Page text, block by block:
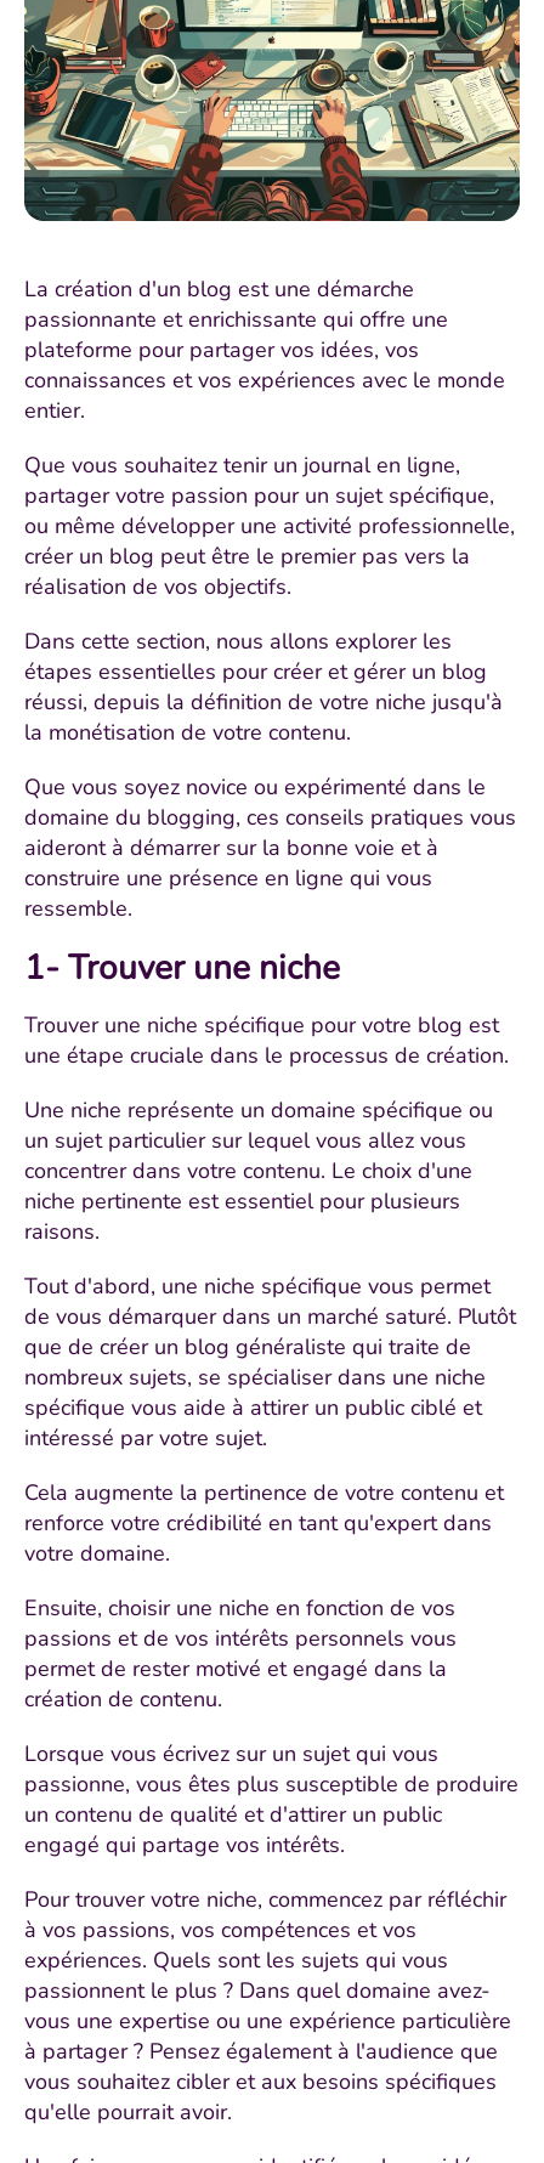
La création d'un blog est une démarche
passionnante et enrichissante qui offre une
plateforme pour partager vos idées, vos
connaissances et vos expériences avec le monde
entier.
Que vous souhaitez tenir un journal en ligne,
partager votre passion pour un sujet spécifique,
ou même développer une activité professionnelle,
créer un blog peut être le premier pas vers la
réalisation de vos objectifs.
Dans cette section, nous allons explorer les
étapes essentielles pour créer et gérer un blog
réussi, depuis la définition de votre niche jusqu'à
la monétisation de votre contenu.
Que vous soyez novice ou expérimenté dans le
domaine du blogging, ces conseils pratiques vous
aideront à démarrer sur la bonne voie et à
construire une présence en ligne qui vous
ressemble.
1- Trouver une niche
Trouver une niche spécifique pour votre blog est
une étape cruciale dans le processus de création.
Une niche représente un domaine spécifique ou
un sujet particulier sur lequel vous allez vous
concentrer dans votre contenu. Le choix d'une
niche pertinente est essentiel pour plusieurs
raisons.
Tout d'abord, une niche spécifique vous permet
de vous démarquer dans un marché saturé. Plutôt
que de créer un blog généraliste qui traite de
nombreux sujets, se spécialiser dans une niche
spécifique vous aide à attirer un public ciblé et
intéressé par votre sujet.
Cela augmente la pertinence de votre contenu et
renforce votre crédibilité en tant qu'expert dans
votre domaine.
Ensuite, choisir une niche en fonction de vos
passions et de vos intérêts personnels vous
permet de rester motivé et engagé dans la
création de contenu.
Lorsque vous écrivez sur un sujet qui vous
passionne, vous êtes plus susceptible de produire
un contenu de qualité et d'attirer un public
engagé qui partage vos intérêts.
Pour trouver votre niche, commencez par réfléchir
à vos passions, vos compétences et vos
expériences. Quels sont les sujets qui vous
passionnent le plus ? Dans quel domaine avez-
vous une expertise ou une expérience particulière
à partager ? Pensez également à l'audience que
vous souhaitez cibler et aux besoins spécifiques
qu'elle pourrait avoir.